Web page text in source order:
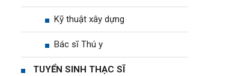
Kỹ thuật xây dựng
Bác sĩ Thú y
TUYỂN SINH THẠC SĨ